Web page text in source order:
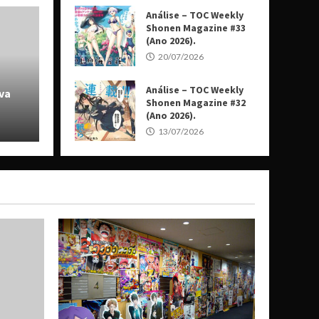
Shonen Magazine #35
Análise – TOC Weekly
Shonen Magazine #33
(Ano 2026).
20/07/2026
Análise – TOC Weekly
Shonen Magazine #32
(Ano 2026).
13/07/2026